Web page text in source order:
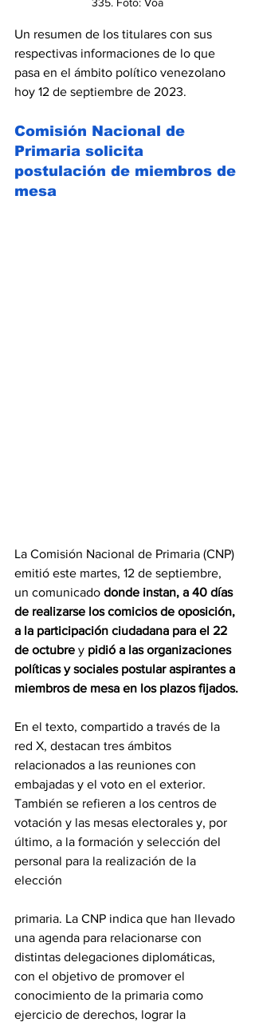
Un resumen de los titulares con sus
respectivas informaciones de lo que
pasa en el ámbito político venezolano
hoy 12 de septiembre de 2023.
Comisión Nacional de
Primaria solicita
postulación de miembros de
mesa
La Comisión Nacional de Primaria (CNP)
emitió este martes, 12 de septiembre,
un comunicado donde instan, a 40 días
de realizarse los comicios de oposición,
a la participación ciudadana para el 22
de octubre y pidió a las organizaciones
políticas y sociales postular aspirantes a
miembros de mesa en los plazos fijados.
En el texto, compartido a través de la
red X, destacan tres ámbitos
relacionados a las reuniones con
embajadas y el voto en el exterior.
También se refieren a los centros de
votación y las mesas electorales y, por
último, a la formación y selección del
personal para la realización de la
elección
primaria. La CNP indica que han llevado
una agenda para relacionarse con
distintas delegaciones diplomáticas,
con el objetivo de promover el
conocimiento de la primaria como
ejercicio de derechos, lograr la